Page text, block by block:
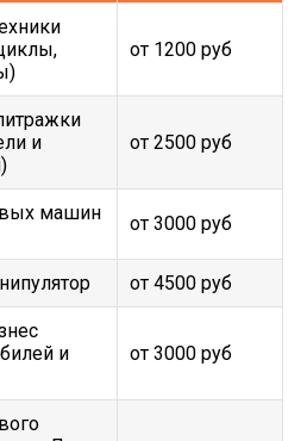
от 1200 руб
и
от 2500 руб
машин
от 3000 руб
от 4500 руб
и
от 3000 руб